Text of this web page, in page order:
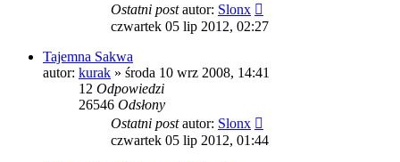
Ostatni postautor: Slonx
czwartek 05 lip 2012, 02:27
Tajemna Sakwa
autor: kurak » środa 10 wrz 2008, 14:41
12 Odpowiedzi
26546 Odsłony
Ostatni postautor: Slonx
czwartek 05 lip 2012, 01:44